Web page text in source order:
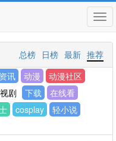
推荐
最新
日榜
总榜
讯 动漫
动漫社区
剧 下载
在线看
cosplay
轻小说